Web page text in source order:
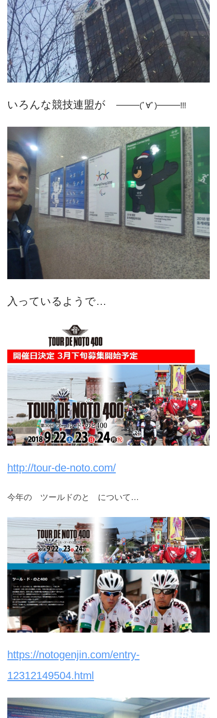
いろんな競技連盟が ━━━(ﾟ∀ﾟ)━━━!!!
入っているようで…
http://tour-de-noto.com/
今年の ツールドのと について…
https://notogenjin.com/entry-
12312149504.html